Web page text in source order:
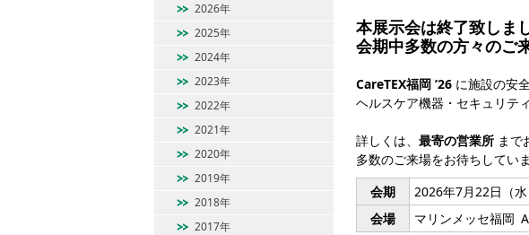
本展示会は終了致しま
会期中多数の方々のご
CareTEX福岡 ’26 に施設の安
ヘルスケア機器・セキュリテ
詳しくは、 最寄の営業所 まで
多数のご来場をお待ちしていま
会期
2026年7月22日（
会場
マリンメッセ福岡
2026年
2025年
2024年
2023年
2022年
2021年
2020年
2019年
2018年
2017年